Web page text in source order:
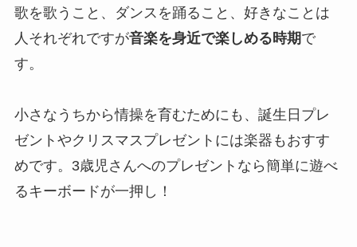
歌を歌うこと、ダンスを踊ること、好きなことは
人それぞれですが音楽を身近で楽しめる時期で
す。
小さなうちから情操を育むためにも、誕生日プレ
ゼントやクリスマスプレゼントには楽器もおすす
めです。3歳児さんへのプレゼントなら簡単に遊べ
るキーボードが一押し！